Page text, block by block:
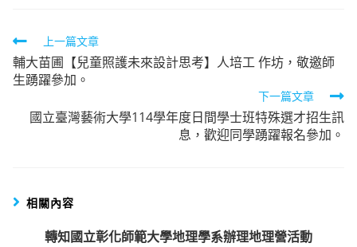
Read
more
articles
上一篇文章
輔大苗圃【兒童照護未來設計思考】人培工 作坊，敬邀師
生踴躍參加。
下一篇文章
國立臺灣藝術大學114學年度日間學士班特殊選才招生訊
息，歡迎同學踴躍報名參加。
相關內容
轉知國立彰化師範大學地理學系辦理地理營活動